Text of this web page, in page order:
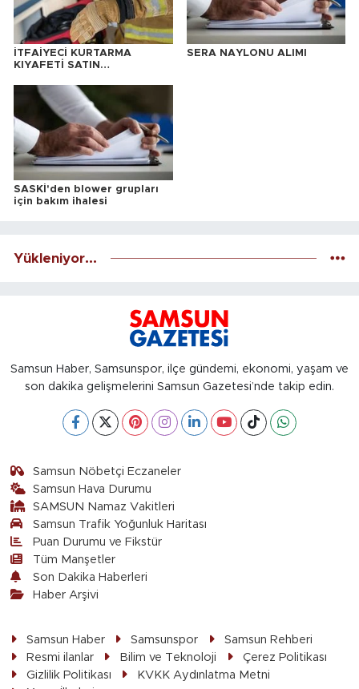
İTFAİYECİ KURTARMA
KIYAFETİ SATIN
SERA NAYLONU ALIMI
SASKİ'den blower grupları
için bakım ihalesi
Yükleniyor...
Samsun Haber, Samsunspor, ilçe gündemi, ekonomi, yaşam ve
son dakika gelişmelerini Samsun Gazetesi’nde takip edin.
Samsun Nöbetçi Eczaneler
Samsun Hava Durumu
SAMSUN Namaz Vakitleri
Samsun Trafik Yoğunluk Haritası
Puan Durumu ve Fikstür
Tüm Manşetler
Son Dakika Haberleri
Haber Arşivi
Samsun Haber Samsunspor
Samsun Rehberi
Resmi ilanlar
Bilim ve Teknoloji
Çerez Politikası
Gizlilik Politikası
KVKK Aydınlatma Metni